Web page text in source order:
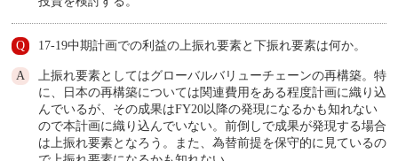
17-19中期計画での利益の上振れ要素と下振れ要素は何か。
上振れ要素としてはグローバルバリューチェーンの再構築。特
に、日本の再構築については関連費用をある程度計画に織り込
んでいるが、その成果はFY20以降の発現になるかも知れない
ので本計画に織り込んでいない。前倒しで成果が発現する場合
は上振れ要素となろう。また、為替前提を保守的に見ているの